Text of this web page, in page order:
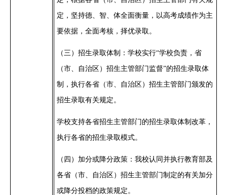
定，坚持德、智、体全面衡量，以高考成绩作为主
要依据，全面考核，择优录取。
（三） 招生录取体制：学校实行“学校负责，省
（市、自治区）招生主管部门监督”的招生录取体
制，执行各省（市、自治区）招生主管部门颁发的
招生录取有关规定。
学校支持各省招生主管部门的招生录取体制改革，
执行各省的招生录取模式。
（四） 加分或降分政策：我校认同并执行教育部及
各省（市、自治区）招生主管部门制定的有关加分
或降分投档的政策规定。